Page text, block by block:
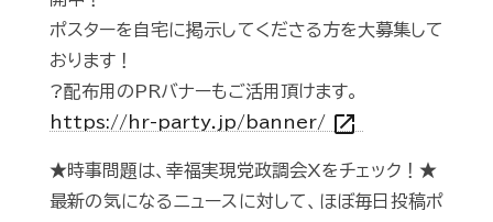
ポスターを自宅に掲示してくださる方を大募集して
おります！
?配布用のPRバナーもご活用頂けます。
https://hr-party.jp/banner/ open_in_new
★時事問題は、幸福実現党政調会Xをチェック！★
最新の気になるニュースに対して、ほぼ毎日投稿ポ